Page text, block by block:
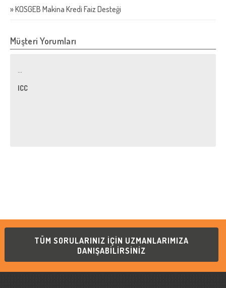
»KOSGEB Makina Kredi Faiz Desteği
Müşteri Yorumları
ICC
TÜM SORULARINIZ İÇİN UZMANLARIMIZA
DANIŞABİLİRSİNİZ